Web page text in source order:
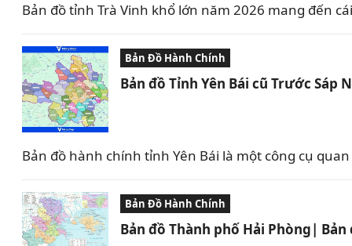
Bản đồ tỉnh Trà Vinh khổ lớn năm 2026 mang đến
Bản Đồ Hành Chính
Bản đồ Tỉnh Yên Bái cũ Trước Sáp
Bản đồ hành chính tỉnh Yên Bái là một công cụ
Bản Đồ Hành Chính
Bản đồ Thành phố Hải Phòng|